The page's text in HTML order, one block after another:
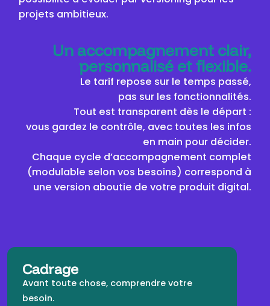
projets ambitieux.
Un accompagnement clair,
personnalisé et flexible.
Le tarif repose sur le temps passé,
pas sur les fonctionnalités.
Tout est transparent dès le départ :
vous gardez le contrôle, avec toutes les infos
en main pour décider.
Chaque cycle d’accompagnement complet
(modulable selon vos besoins) correspond à
une version aboutie de votre produit digital.
Cadrage
Avant toute chose, comprendre votre
besoin.